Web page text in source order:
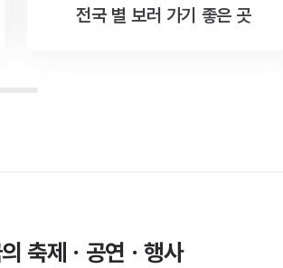
전국 별 보러 가기 좋은 곳
축제ㆍ공연ㆍ행사